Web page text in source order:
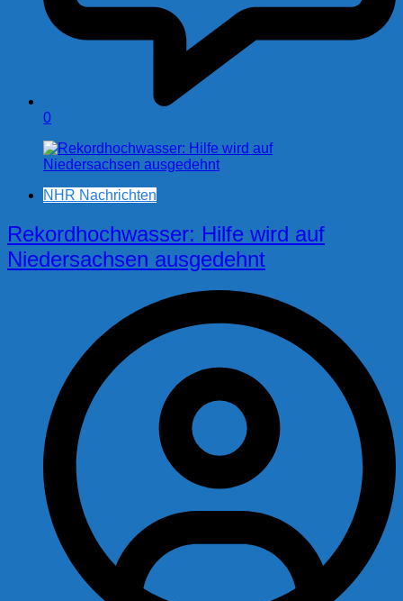
0
NHR Nachrichten
Rekordhochwasser: Hilfe wird auf
Niedersachsen ausgedehnt